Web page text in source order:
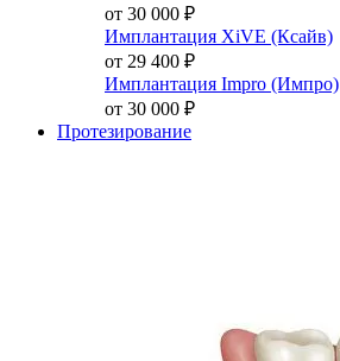
от 30 000 ₽
Имплантация XiVE (Ксайв)
от 29 400 ₽
Имплантация Impro (Импро)
от 30 000 ₽
Протезирование